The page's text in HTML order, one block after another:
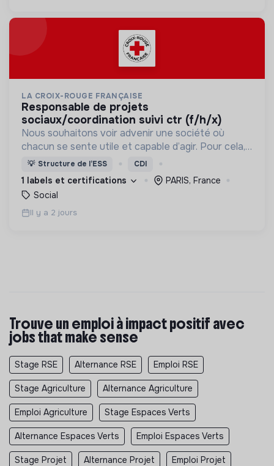
LA CROIX-ROUGE FRANÇAISE
responsable de projets
sociaux/coordination suivi ctr (f/h/x)
Nous souhaitons voir advenir une société où
chacun se sente utile et capable d’agir. Pour cela,
nous proposons des moyens et des lieux
d’engagement innovants et adaptés à tous.
💡 Structure de l’ESS CDI
1 labels et certifications
PARIS, France
Social
Il y a 2 jours
Trouve un emploi à impact positif avec
jobs that make sense
Stage RSE Alternance RSE Emploi RSE
Stage Agriculture Alternance Agriculture
Emploi Agriculture Stage Espaces Verts
Alternance Espaces Verts Emploi Espaces Verts
Stage Projet Alternance Projet Emploi Projet